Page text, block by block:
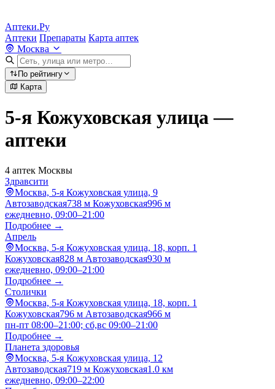
Аптеки.Ру
Аптеки Препараты Карта аптек
Москва
По рейтингу
Карта
5-я Кожуховская улица —
аптеки
4 аптек Москвы
Здравсити
Москва, 5-я Кожуховская улица, 9
Автозаводская738 м Кожуховская996 м
ежедневно, 09:00–21:00
Подробнее →
Апрель
Москва, 5-я Кожуховская улица, 18, корп. 1
Кожуховская828 м Автозаводская930 м
ежедневно, 09:00–21:00
Подробнее →
Столички
Москва, 5-я Кожуховская улица, 18, корп. 1
Кожуховская796 м Автозаводская966 м
пн-пт 08:00–21:00; сб,вс 09:00–21:00
Подробнее →
Планета здоровья
Москва, 5-я Кожуховская улица, 12
Автозаводская719 м Кожуховская1.0 км
ежедневно, 09:00–22:00